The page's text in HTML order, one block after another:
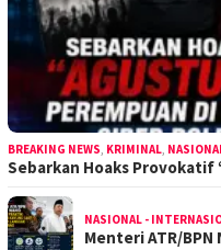
BREAKING NEWS, KRIMINAL,
Sebarkan Hoaks
NASIONAL -
Menteri ATR/